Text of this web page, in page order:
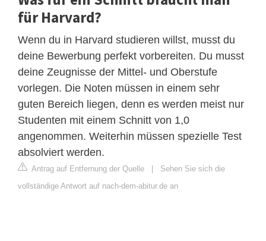
für Harvard?
Wenn du in Harvard studieren willst, musst du
deine Bewerbung perfekt vorbereiten. Du musst
deine Zeugnisse der Mittel- und Oberstufe
vorlegen. Die Noten müssen in einem sehr
guten Bereich liegen, denn es werden meist nur
Studenten mit einem Schnitt von 1,0
angenommen. Weiterhin müssen spezielle Test
absolviert werden.
Antrag auf Entfernung der Quelle | Sehen Sie sich die
vollständige Antwort auf nach-dem-abitur.de an